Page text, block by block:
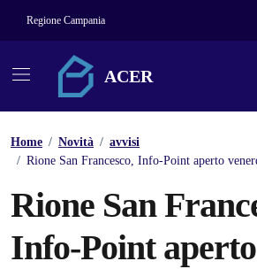
Regione Campania
ACER
Home / Novità / avvisi
/ Rione San Francesco, Info-Point aperto
Rione San
Info-Point